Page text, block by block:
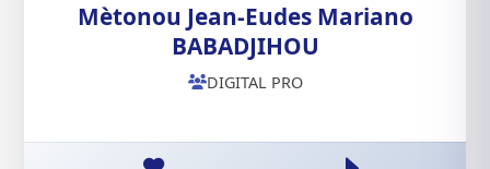
Mètonou Jean-Eudes Mariano
BABADJIHOU
DIGITAL PRO